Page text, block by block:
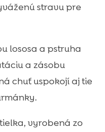
stravu pre
lososa a pstruha
a zásobu
chuť uspokojí aj tie
vyrobená zo